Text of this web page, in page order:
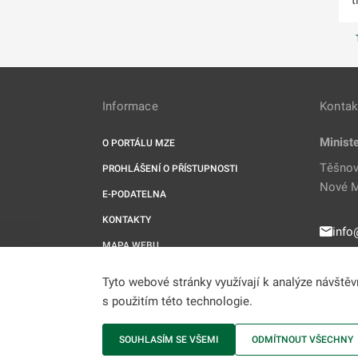
Informace
O PORTÁLU MZE
PROHLÁŠENÍ O PŘÍSTUPNOSTI
E-PODATELNA
KONTAKTY
MAPA WEBU
UPRAVIT COOKIES
Nové
Tyto webové stránky využívají k analýze
s použitím této technologie.
SOUHLASÍM SE VŠEMI ODMÍTNOUT VŠECHNY